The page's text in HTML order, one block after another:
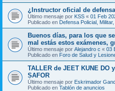
¿Instructor oficial de
Último mensaje por KSS « 01 Feb
Publicado en Defensa Policial,
Buenos días, para los que
mal estás estos exámenes,
Último mensaje por Alejandro c « 03
Publicado en Foro de Salud y
TALLER de JEET KUNE DO
SAFOR
Último mensaje por Eskrimador
Publicado en Tablón de anuncios